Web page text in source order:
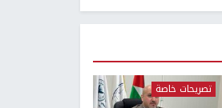
تصريحات خاصة